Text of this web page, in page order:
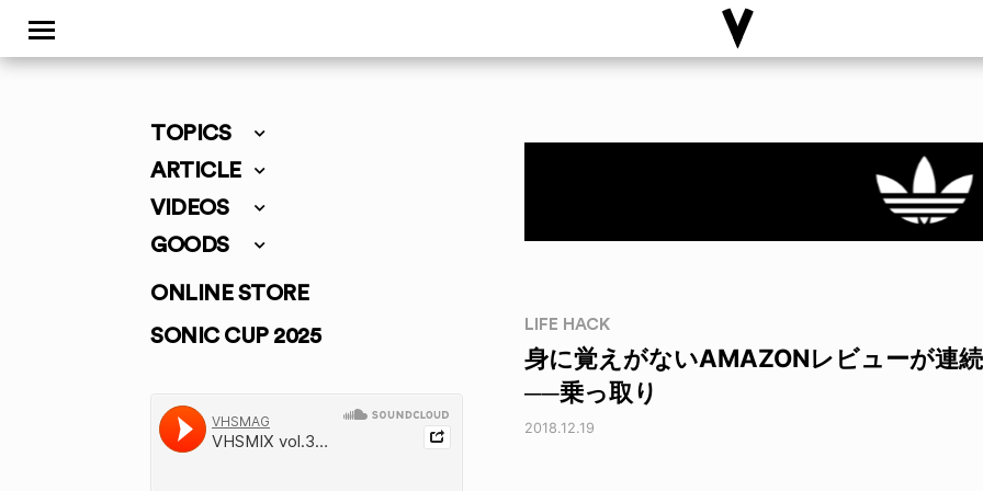
TOPICS
ARTICLE
VIDEOS
GOODS
ONLINE STORE
SONIC CUP 2025
LIFE HACK
身に覚えがないAMAZONレビューが連
──乗っ取り
2018.12.19